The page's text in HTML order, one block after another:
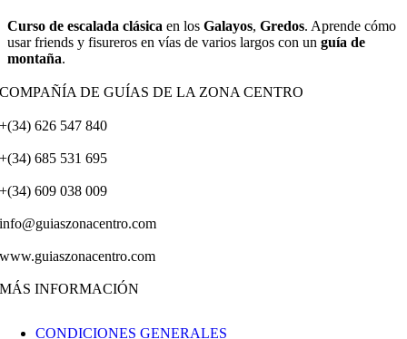
Curso de escalada clásica en los Galayos, Gredos. Aprende cómo
usar friends y fisureros en vías de varios largos con un guía de
montaña.
COMPAÑÍA DE GUÍAS DE LA ZONA CENTRO
+(34) 626 547 840
+(34) 685 531 695
+(34) 609 038 009
info@guiaszonacentro.com
www.guiaszonacentro.com
MÁS INFORMACIÓN
CONDICIONES GENERALES